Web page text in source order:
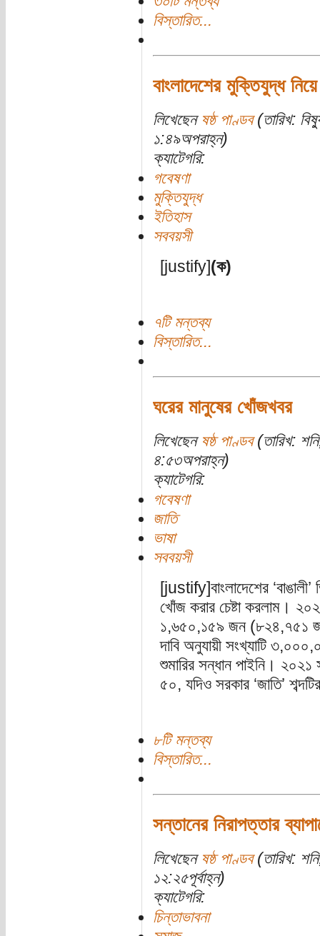
বিস্তারিত...
বাংলাদেশের মুক্তিযুদ্ধ
লিখেছেন ষষ্ঠ পাণ্ডব(তারিখ:
১:৪৯অপরাহ্ন)
ক্যাটেগরি:
গবেষণা
মুক্তিযুদ্ধ
ইতিহাস
সববয়সী
[justify](ক)
৭টি মন্তব্য
বিস্তারিত...
ঘরের মানুষের খোঁজখবর
লিখেছেন ষষ্ঠ পাণ্ডব(তারিখ:
৪:৫৩অপরাহ্ন)
ক্যাটেগরি:
গবেষণা
জাতি
ভাষা
সববয়সী
[justify]বাংলাদেশের
খোঁজ করার চেষ্টা করলাম।
১,৬৫০,১৫৯ জন (৮২৪,৭৫১
দাবি অনুযায়ী সংখ্যাটি
শুমারির সন্ধান পাইনি। ২০২১
৫০, যদিও সরকার ‘জাতি’ শব্দটির
৮টি মন্তব্য
বিস্তারিত...
সন্তানের নিরাপত্তার
লিখেছেন ষষ্ঠ পাণ্ডব(তারিখ:
১২:২৫পূর্বাহ্ন)
ক্যাটেগরি:
চিন্তাভাবনা